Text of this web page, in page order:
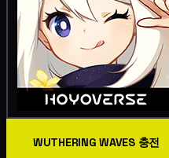
WUTHERING WAVES 충전